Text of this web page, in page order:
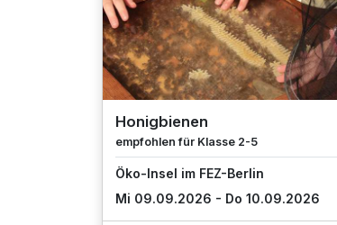
Honigbienen
empfohlen für Klasse 2-5
Öko-Insel im FEZ-Berlin
Mi 09.09.2026 - Do 10.09.2026